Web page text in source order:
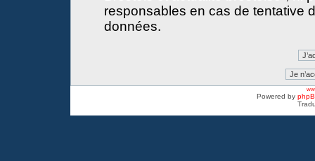
responsables en cas de tentative
données.
Powered by